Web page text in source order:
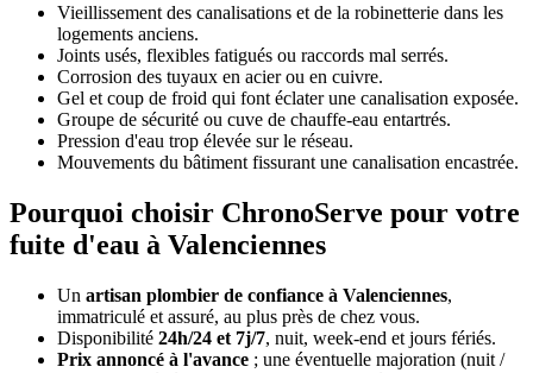
Vieillissement des canalisations et de la robinetterie dans les
logements anciens.
Joints usés, flexibles fatigués ou raccords mal serrés.
Corrosion des tuyaux en acier ou en cuivre.
Gel et coup de froid qui font éclater une canalisation exposée.
Groupe de sécurité ou cuve de chauffe-eau entartrés.
Pression d'eau trop élevée sur le réseau.
Mouvements du bâtiment fissurant une canalisation encastrée.
Pourquoi choisir ChronoServe pour votre
fuite d'eau à Valenciennes
Un artisan plombier de confiance à Valenciennes,
immatriculé et assuré, au plus près de chez vous.
Disponibilité 24h/24 et 7j/7, nuit, week-end et jours fériés.
Prix annoncé à l'avance ; une éventuelle majoration (nuit /